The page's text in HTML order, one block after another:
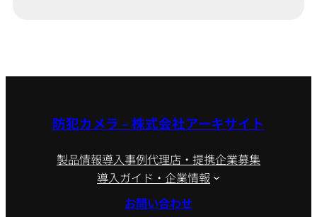
防犯カメラ – 株式会社アーキサイト
製品情報導入事例代理店・提携企業募集
導入ガイド・企業情報
お問い合わせ